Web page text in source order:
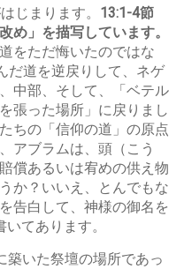
じまります。 13:1-4節
め」を描写しています。
をただ悔いたのではな
だ道を逆戻りして、ネゲ
中部、そして、「ベテル
張った場所」に戻りまし
ちの「信仰の道」の原点
アブラムは、頭（こう
償あるいは宥めの供え物
か？いいえ、とんでもな
告白して、神様の御名を
てあります。
いた祭壇の場所であっ